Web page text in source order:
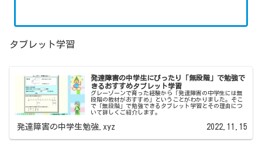
タブレット学習
発達障害の中学生にぴったり「無段階」で勉強で
きるおすすめタブレット学習
グレーゾーンで育った経験から「発達障害の中学生には無
段階の教材がおすすめ」ということがわかりました。そこ
で「無段階」で勉強できるタブレット学習とその理由につ
いて詳しくご紹介します。
発達障害の中学生勉強.xyz 2022.11.15